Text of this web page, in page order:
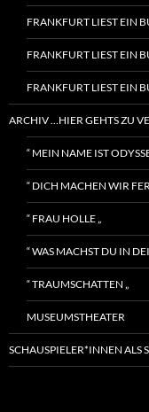
FRANKFURT LIEST EIN
FRANKFURT LIEST EIN
FRANKFURT LIEST EIN
ARCHIV …HIER GEHTS ZU
“ MEIN NAME IST
“ DICH MACHEN WIR
“ FRAU HOLLE „
“ WAS MACHST DU IN
“ TRAUMSCHATTEN „
MUSEUMSTHEATER
SCHAUSPIELER*INNEN ALS